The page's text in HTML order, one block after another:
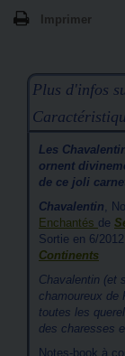
Imprimer
Plus d'infos
Les
ornent
de ce joli
Chavalentin,
Enchantés de
Sortie en 6/
Continents
Chavalentin (et
chamoureux de
toutes les
des charesses
Notes-book à